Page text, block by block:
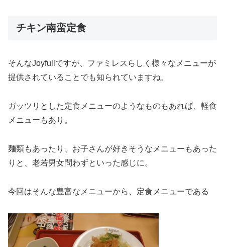
チキン南蛮定食
そんなJoyfullですが、ファミレスらしく様々なメニューが
提供されていることでも知られていますね。
ガッツリとした定食メニューのようなものもあれば、軽食
メニューもあり。
麺類もあったり、お子さんが好きそうなメニューもあった
りと、老若男女問わずといった感じに。
今回はそんな豊富なメニューから、定食メニューである